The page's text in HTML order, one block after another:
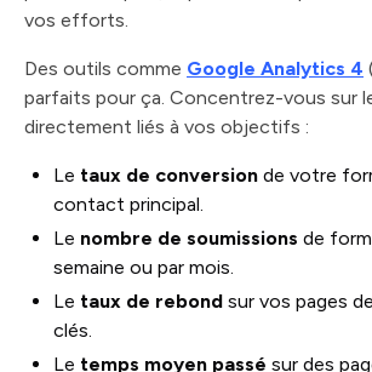
vos efforts.
Des outils comme Google Analytics 4
parfaits pour ça. Concentrez-vous sur
directement liés à vos objectifs :
Le taux de conversion de votre
contact principal.
Le nombre de soumissions de
semaine ou par mois.
Le taux de rebond sur vos pages
clés.
Le temps moyen passé sur des